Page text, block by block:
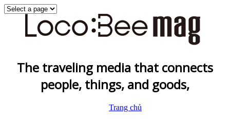
The traveling media that connects
people, things, and goods,
Trang chủ